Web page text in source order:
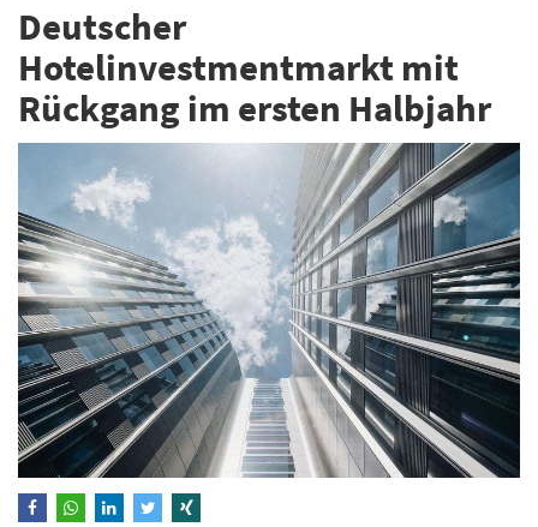
Deutscher
Hotelinvestmentmarkt mit
Rückgang im ersten Halbjahr